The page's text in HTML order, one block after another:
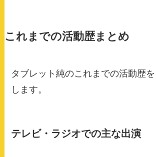
これまでの活動歴まとめ
タブレット純のこれまでの活動歴
します。
テレビ・ラジオでの主な出演